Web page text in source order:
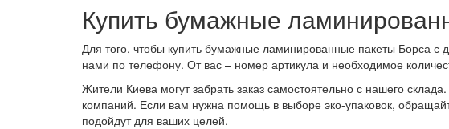
Купить бумажные
Для того, чтобы купить бумажные ламинированные пакеты Борса с
нами по телефону. От вас – номер артикула и необходимое
Жители Киева могут забрать заказ самостоятельно с нашего
компаний. Если вам нужна помощь в выборе эко-упаковок,
подойдут для ваших целей.